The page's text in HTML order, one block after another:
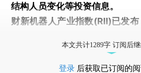
结构人员变化等投资信息。
财新机器人产业指数(RII)已发布
本文共计1289字 订阅后
登录 后获取已订阅的